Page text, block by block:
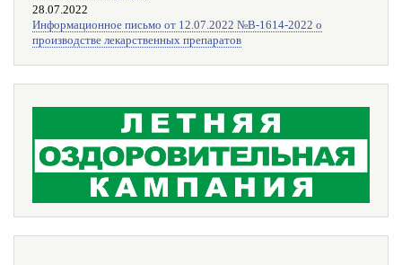
28.07.2022
Информационное письмо от 12.07.2022 №В-1614-2022 о
производстве лекарственных препаратов